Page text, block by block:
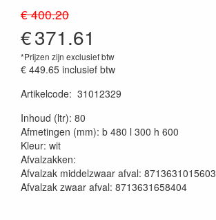
€ 400.20
€371.61
*Prijzen zijn exclusief btw
€ 449.65 inclusief btw
Artikelcode: 31012329
Inhoud (ltr): 80
Afmetingen (mm): b 480 l 300 h 600
Kleur: wit
Afvalzakken:
Afvalzak middelzwaar afval: 8713631015603
Afvalzak zwaar afval: 8713631658404